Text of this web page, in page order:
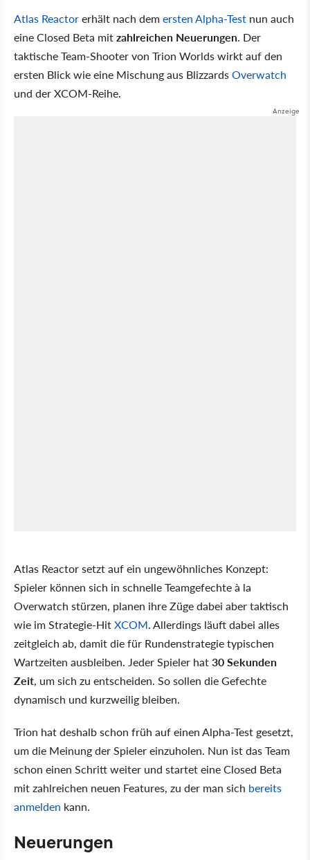
Atlas Reactorerhält nach demersten Alpha-Test nun auch
eine Closed Beta mitzahlreichen Neuerungen. Der
taktische Team-Shooter von Trion Worlds wirkt auf den
ersten Blick wie eine Mischung aus BlizzardsOverwatch
und der XCOM-Reihe.
Atlas Reactor setzt auf ein ungewöhnliches Konzept:
Spieler können sich in schnelle Teamgefechte à la
Overwatch stürzen, planen ihre Züge dabei aber taktisch
wie im Strategie-HitXCOM. Allerdings läuft dabei alles
zeitgleich ab, damit die für Rundenstrategie typischen
Wartzeiten ausbleiben. Jeder Spieler hat30 Sekunden
Zeit, um sich zu entscheiden. So sollen die Gefechte
dynamisch und kurzweilig bleiben.
Trion hat deshalb schon früh auf einen Alpha-Test gesetzt,
um die Meinung der Spieler einzuholen. Nun ist das Team
schon einen Schritt weiter und startet eine Closed Beta
mit zahlreichen neuen Features, zu der man sich bereits
anmelden kann.
Neuerungen